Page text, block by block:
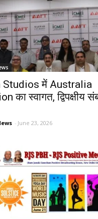
Studios में Australia
का स्वागत, द्विपक्षीय
- June 23, 2026